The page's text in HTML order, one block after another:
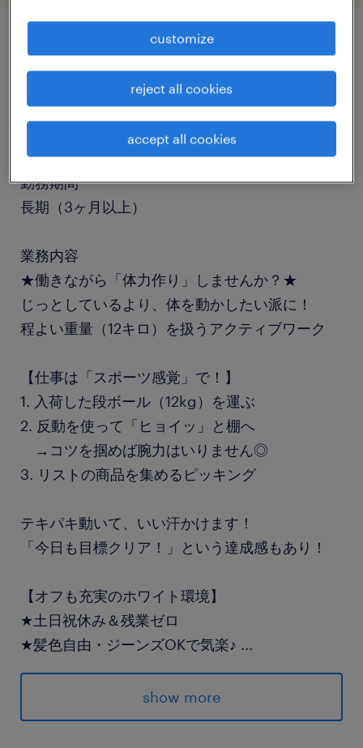
job details
職種
入出荷、仕分け・ピッキング・梱包
勤務期間
長期（3ヶ月以上）
業務内容
★働きながら「体力作り」しませんか？★
じっとしているより、体を動かしたい派に！
程よい重量（12キロ）を扱うアクティブワーク
【仕事は「スポーツ感覚」で！】
1. 入荷した段ボール（12kg）を運ぶ
2. 反動を使って「ヒョイッ」と棚へ
→コツを掴めば腕力はいりません◎
3. リストの商品を集めるピッキング
テキパキ動いて、いい汗かけます！
「今日も目標クリア！」という達成感もあり！
【オフも充実のホワイト環境】
★土日祝休み＆残業ゼロ
★髪色自由・ジーンズOKで気楽♪ ...
★人間関係も良好で定着率◎
久喜市／車・バス通勤OK
show more
customize
reject all cookies
accept all cookies